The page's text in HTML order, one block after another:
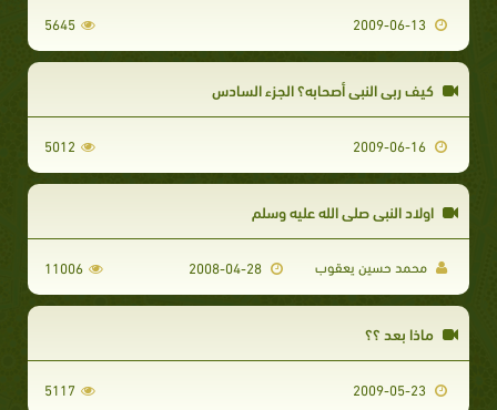
5645
كيف ربي النبي أصحابه؟ الجزء السادس
5012
اولاد النبي صلى الله عليه وسلم
محمد حسين يعقوب 11006
ماذا بعد ؟؟
5117